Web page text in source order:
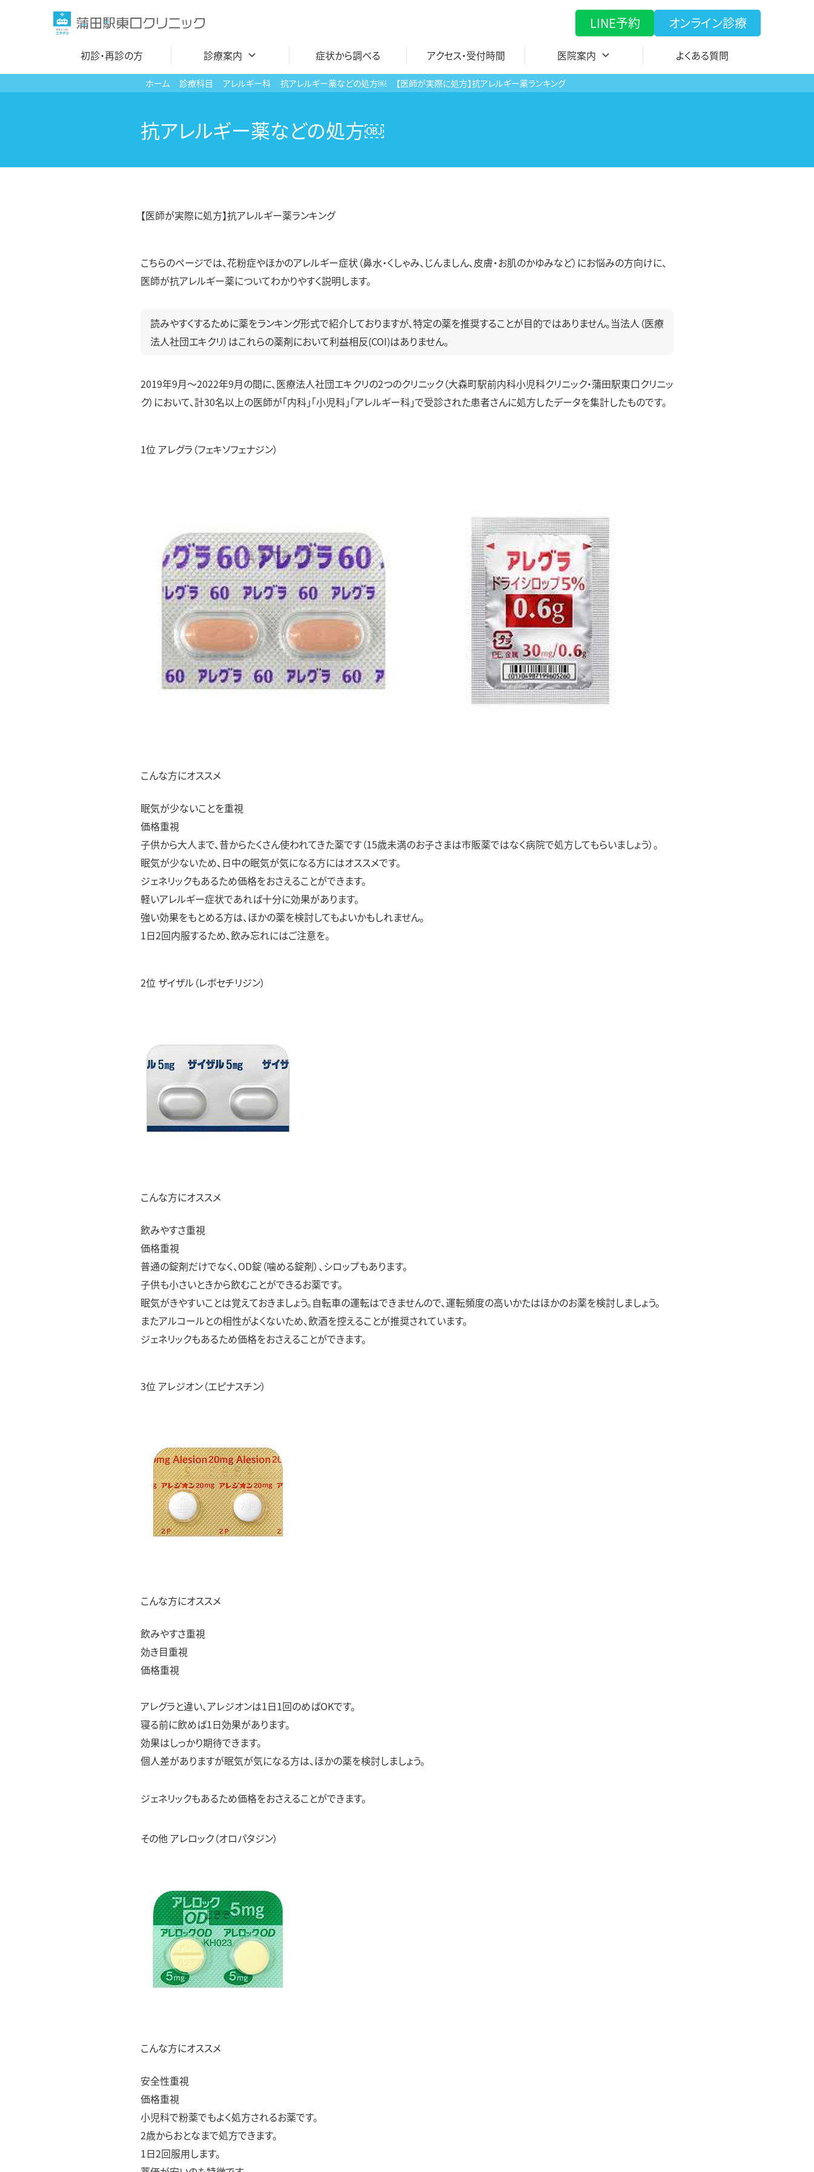
プ
初診・再診の方 診療案内
循環器内科
高血圧外来
文書各種 料金表
症状から調べる アクセス・受付時間 医院案内 よくある質問
LINE予約 オンライン診療
ホーム 診療科目 アレルギー科 抗アレルギー薬などの処方￼ 【医師が実際に処方】抗アレルギー薬ランキング
抗アレルギー薬などの処方￼
【医師が実際に処方】抗アレルギー薬ランキング
こちらのページでは、花粉症やほかのアレルギー症状（鼻水・くしゃみ、じんましん、皮膚・お肌のかゆみなど）にお悩みの方向けに、
医師が抗アレルギー薬についてわかりやすく説明します。
読みやすくするために薬をランキング形式で紹介しておりますが、特定の薬を推奨することが目的ではありません。当法人（医療
法人社団エキクリ）はこれらの薬剤において利益相反(COI)はありません。
2019年9月〜2022年9月の間に、医療法人社団エキクリの2つのクリニック（大森町駅前内科小児科クリニック・蒲田駅東口クリニッ
ク）において、計30名以上の医師が「内科」「小児科」「アレルギー科」で受診された患者さんに処方したデータを集計したものです。
1位 アレグラ（フェキソフェナジン）
こんな方にオススメ
眠気が少ないことを重視
価格重視
子供から大人まで、昔からたくさん使われてきた薬です（15歳未満のお子さまは市販薬ではなく病院で処方してもらいましょう）。
眠気が少ないため、日中の眠気が気になる方にはオススメです。
ジェネリックもあるため価格をおさえることができます。
軽いアレルギー症状であれば十分に効果があります。
強い効果をもとめる方は、ほかの薬を検討してもよいかもしれません。
1日2回内服するため、飲み忘れにはご注意を。
2位 ザイザル（レボセチリジン）
こんな方にオススメ
飲みやすさ重視
価格重視
普通の錠剤だけでなく、OD錠（噛める錠剤）、シロップもあります。
子供も小さいときから飲むことができるお薬です。
眠気がきやすいことは覚えておきましょう。自転車の運転はできませんので、運転頻度の高いかたはほかのお薬を検討しましょう。
またアルコールとの相性がよくないため、飲酒を控えることが推奨されています。
ジェネリックもあるため価格をおさえることができます。
3位 アレジオン（エピナスチン）
こんな方にオススメ
飲みやすさ重視
効き目重視
価格重視
アレグラと違い、アレジオンは1日1回のめばOKです。
寝る前に飲めば1日効果があります。
効果はしっかり期待できます。
個人差がありますが眠気が気になる方は、ほかの薬を検討しましょう。
ジェネリックもあるため価格をおさえることができます。
その他 アレロック（オロパタジン）
こんな方にオススメ
安全性重視
価格重視
小児科で粉薬でもよく処方されるお薬です。
2歳からおとなまで処方できます。
1日2回服用します。